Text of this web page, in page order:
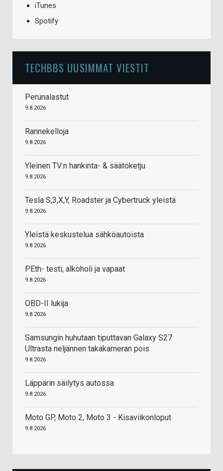
iTunes
Spotify
TECHBBS UUSIMMAT VIESTIT
Perunalastut
9.8.2026
Rannekelloja
9.8.2026
Yleinen TV:n hankinta- & säätöketju
9.8.2026
Tesla S,3,X,Y, Roadster ja Cybertruck yleistä
9.8.2026
Yleistä keskustelua sähköautoista
9.8.2026
PEth- testi, alkoholi ja vapaat
9.8.2026
OBD-II lukija
9.8.2026
Samsungin huhutaan tiputtavan Galaxy S27
Ultrasta neljännen takakameran pois
9.8.2026
Läppärin säilytys autossa
9.8.2026
Moto GP, Moto 2, Moto 3 - Kisaviikonloput
9.8.2026